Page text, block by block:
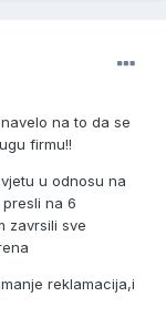
na to da se
firmu!!
u odnosu na
na 6
zavrsili sve
reklamacija,i